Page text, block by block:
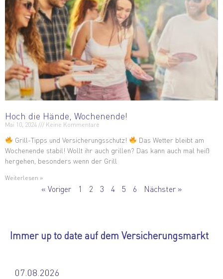
Hoch die Hände, Wochenende!
Mai 10, 2024 Keine Kommentare
Grill-Tipps und Versicherungsschutz!
Das Wetter bleibt am
Wochenende stabil! Wollt ihr auch grillen? Das kann auch mal heiß
hergehen, besonders wenn der Grill
Weiterlesen »
« Voriger 1 2 3 4 5 6 Nächster »
Immer up to date auf dem Versicherungsmarkt
07.08.2026